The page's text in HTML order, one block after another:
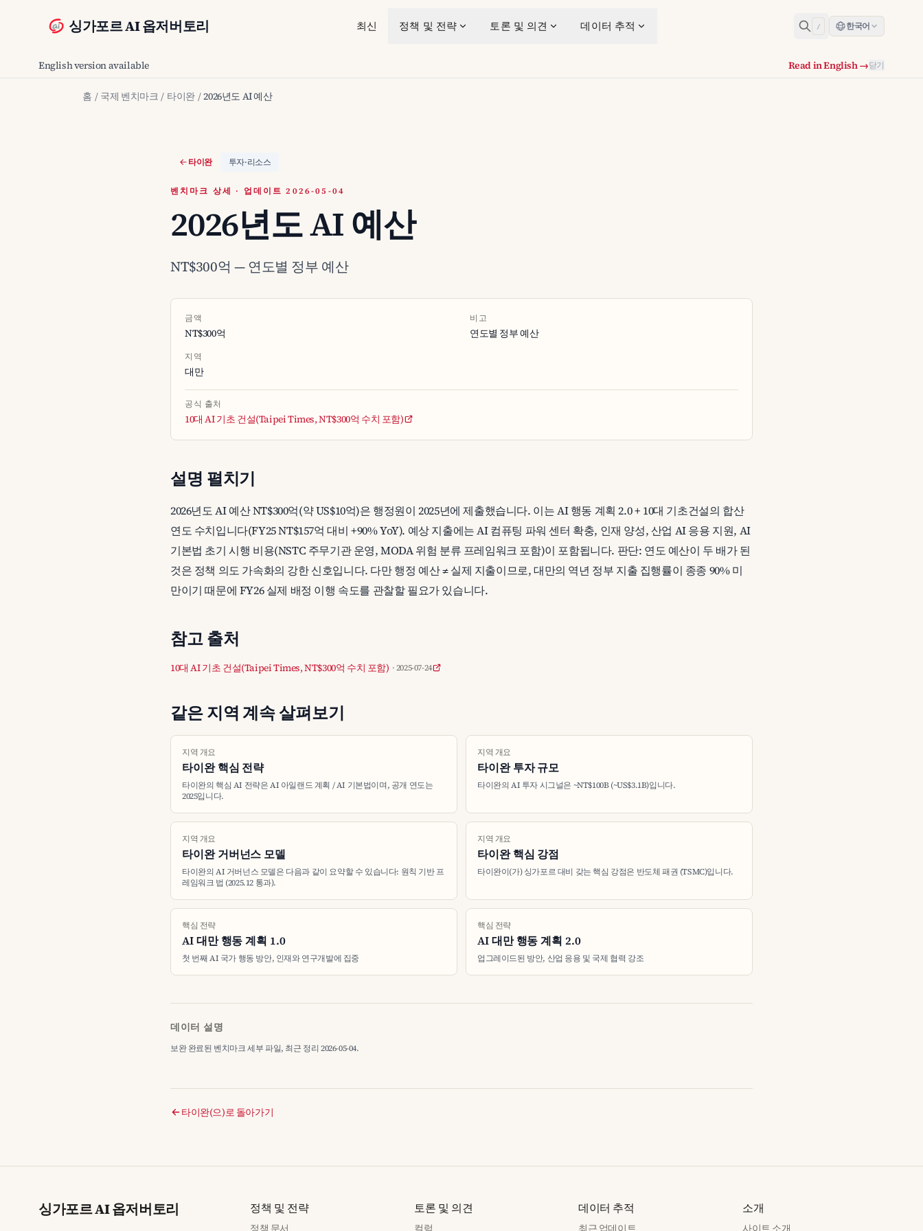
싱가포르 AI 옵저버토리 최신 정책 및 전략 토론 및 의견 데이터 추적 / 한국어
English version available Read in English →닫기
홈 / 국제 벤치마크 / 타이완 / 2026년도 AI 예산
타이완 투자·리소스
벤치마크 상세 · 업데이트 2026-05-04
2026년도 AI 예산
NT$300억 — 연도별 정부 예산
금액
NT$300억
비고
연도별 정부 예산
지역
대만
공식 출처
10대 AI 기초 건설(Taipei Times, NT$300억 수치 포함)
설명 펼치기
2026년도 AI 예산 NT$300억(약 US$10억)은 행정원이 2025년에 제출했습니다. 이는 AI 행동 계획 2.0 + 10대 기초건설의 합산
연도 수치입니다(FY25 NT$157억 대비 +90% YoY). 예상 지출에는 AI 컴퓨팅 파워 센터 확충, 인재 양성, 산업 AI 응용 지원, AI
기본법 초기 시행 비용(NSTC 주무기관 운영, MODA 위험 분류 프레임워크 포함)이 포함됩니다. 판단: 연도 예산이 두 배가 된
것은 정책 의도 가속화의 강한 신호입니다. 다만 행정 예산 ≠ 실제 지출이므로, 대만의 역년 정부 지출 집행률이 종종 90% 미
만이기 때문에 FY26 실제 배정 이행 속도를 관찰할 필요가 있습니다.
참고 출처
10대 AI 기초 건설(Taipei Times, NT$300억 수치 포함) · 2025-07-24
같은 지역 계속 살펴보기
지역 개요
타이완 핵심 전략
타이완의 핵심 AI 전략은 AI 아일랜드 계획 / AI 기본법이며, 공개 연도는
2025입니다.
지역 개요
타이완 투자 규모
타이완의 AI 투자 시그널은 ~NT$100B (~US$3.1B)입니다.
지역 개요
타이완 거버넌스 모델
타이완의 AI 거버넌스 모델은 다음과 같이 요약할 수 있습니다: 원칙 기반 프
레임워크 법 (2025.12 통과).
지역 개요
타이완 핵심 강점
타이완이(가) 싱가포르 대비 갖는 핵심 강점은 반도체 패권 (TSMC)입니다.
핵심 전략
AI 대만 행동 계획 1.0
첫 번째 AI 국가 행동 방안, 인재와 연구개발에 집중
핵심 전략
AI 대만 행동 계획 2.0
업그레이드된 방안, 산업 응용 및 국제 협력 강조
데이터 설명
보완 완료된 벤치마크 세부 파일, 최근 정리 2026-05-04.
타이완(으)로 돌아가기
싱가포르 AI 옵저버토리 정책 및 전략
정책 문서
토론 및 의견
컬럼
데이터 추적
최근 업데이트
소개
사이트 소개